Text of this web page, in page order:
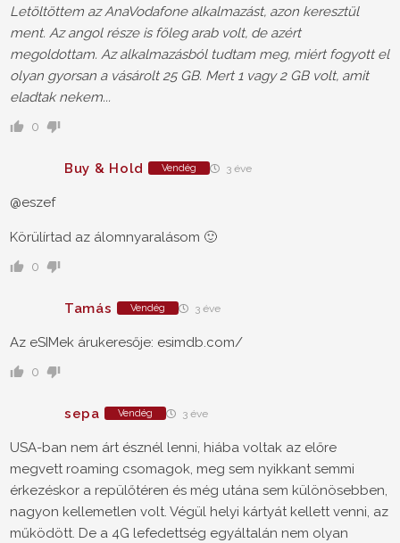
Letöltöttem az AnaVodafone alkalmazást, azon keresztül
ment. Az angol része is főleg arab volt, de azért
megoldottam. Az alkalmazásból tudtam meg, miért fogyott el
olyan gyorsan a vásárolt 25 GB. Mert 1 vagy 2 GB volt, amit
eladtak nekem...
0
Buy & Hold Vendég 3 éve
@eszef
Körülírtad az álomnyaralásom 🙂
0
Tamás Vendég 3 éve
Az eSIMek árukeresője: esimdb.com/
0
sepa Vendég 3 éve
USA-ban nem árt észnél lenni, hiába voltak az előre
megvett roaming csomagok, meg sem nyikkant semmi
érkezéskor a repülőtéren és még utána sem különösebben,
nagyon kellemetlen volt. Végül helyi kártyát kellett venni, az
működött. De a 4G lefedettség egyáltalán nem olyan